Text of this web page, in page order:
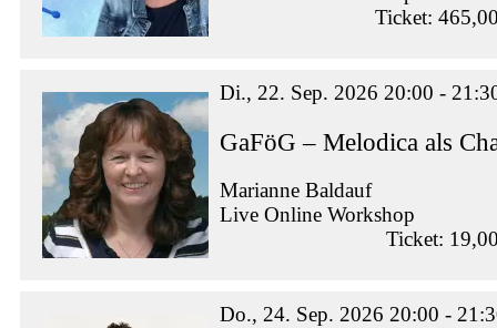
Ticket:
Di., 22. Sep. 2026 20:00 -
GaFöG – Melodica als
Marianne Baldauf
Live Online Workshop
Ticket:
Do., 24. Sep. 2026 20:00 -